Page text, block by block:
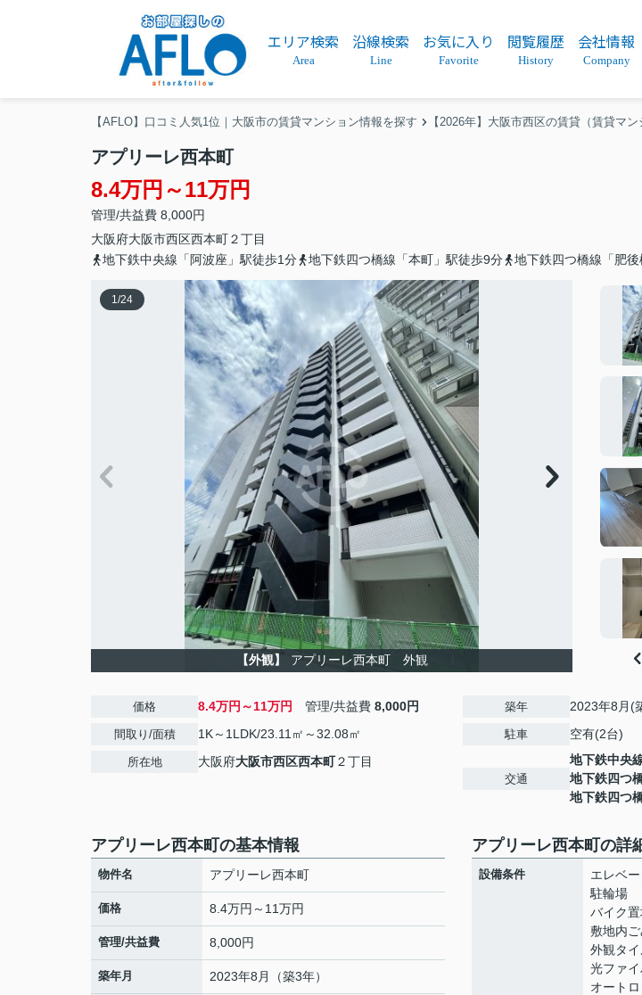
エリア検索
Area
沿線検索
Line
お気に入り
Favorite
閲覧履歴
History
会社情報
Company
【AFLO】口コミ人気1位｜大阪市の賃貸マンション情報を探す 【2026年】大阪市西区の賃貸（賃貸マ
アプリーレ西本町
8.4万円～11万円
管理/共益費 8,000円
大阪府大阪市西区西本町２丁目
地下鉄中央線「阿波座」駅徒歩1分
地下鉄四つ橋線「本町」駅徒歩9分 地下鉄四つ橋線「肥
1/24
【外観】 アプリーレ西本町 外観
価格 8.4万円～11万円 管理/共益費 8,000円
間取り/面積 1K～1LDK/23.11㎡～32.08㎡
所在地 大阪府大阪市西区西本町２丁目
築年 2023年8月(
駐車 空有(2台)
交通
地下鉄中央
地下鉄四つ
地下鉄四つ
アプリーレ西本町の基本情報
物件名 アプリーレ西本町
価格 8.4万円～11万円
管理/共益費 8,000円
築年月 2023年8月（築3年）
アプリーレ西本町の詳
設備条件
エレベ
駐輪場
バイク置
敷地内
外観タイ
光ファ
オートロ